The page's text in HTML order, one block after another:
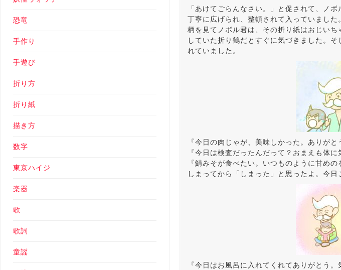
「あけてごらんなさい。」と促されて、ノ
丁寧に広げられ、整頓されて入っていました。
柄を見てノボル君は、その折り紙はおじい
していた折り鶴だとすぐに気づきました。
れていました。
『今日の肉じゃが、美味しかった。ありがと
『今日は検査だったんだって？おまえも体に
『鯖みそが食べたい。いつものように甘め
しまってから「しまった」と思ったよ。今日
『今日はお風呂に入れてくれてありがとう
恐竜
手作り
手遊び
折り方
折り紙
描き方
数字
東京ハイジ
楽器
歌
歌詞
童謡